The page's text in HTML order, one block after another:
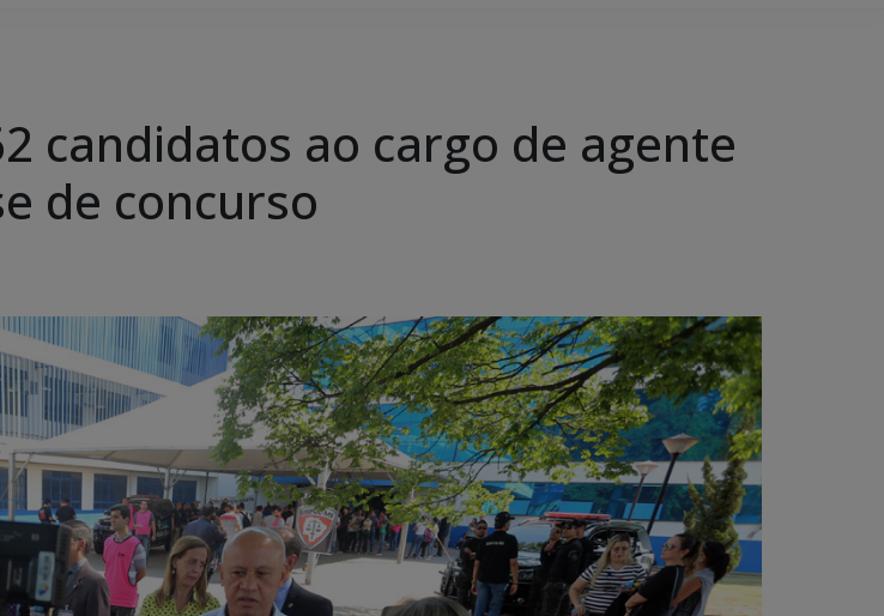
candidatos ao cargo de agente
de concurso